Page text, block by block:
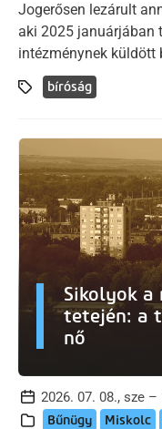
Jogerősen lezárult
aki 2025 januárjában
intézménynek küldött
bíróság
Sikolyok a
tetején: a
nő
2026. 07. 08., sze –
Bűnügy Miskolc